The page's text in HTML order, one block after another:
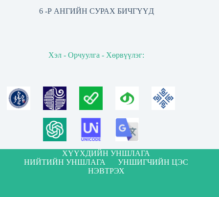
6 -Р АНГИЙН СУРАХ БИЧГҮҮД
Хэл - Орчуулга - Хөрвүүлэг:
ХҮҮХДИЙН УНШЛАГА
НИЙТИЙН УНШЛАГА
УНШИГЧИЙН ЦЭС
НЭВТРЭХ